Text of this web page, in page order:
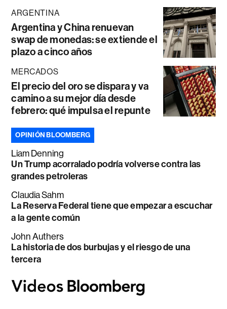
ARGENTINA
Argentina y China renuevan
swap de monedas: se extiende el
plazo a cinco años
MERCADOS
El precio del oro se dispara y va
camino a su mejor día desde
febrero: qué impulsa el repunte
OPINIÓN BLOOMBERG
Liam Denning
Un Trump acorralado podría volverse contra las
grandes petroleras
Claudia Sahm
La Reserva Federal tiene que empezar a escuchar
a la gente común
John Authers
La historia de dos burbujas y el riesgo de una
tercera